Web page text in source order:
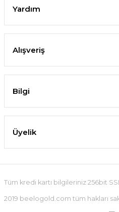
Yardım
Alışveriş
Bilgi
Üyelik
Tüm kredi kartı bilgileriniz 256bit
2019 beelogold.com tüm hakları